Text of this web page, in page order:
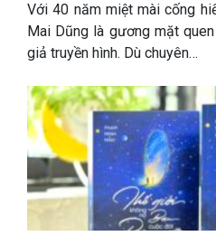
Với 40 năm miệt mài cống
Mai Dũng là gương mặt
giả truyền hình. Dù chuyên…